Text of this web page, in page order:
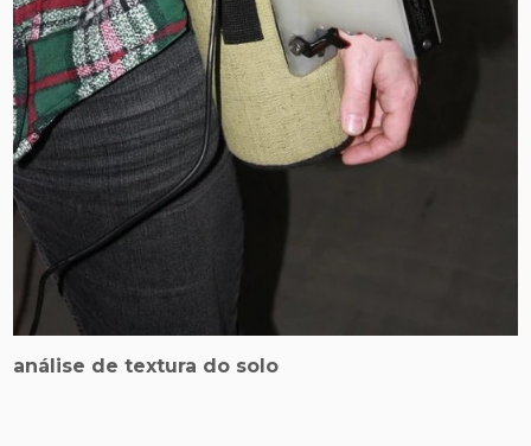
análise de textura do solo